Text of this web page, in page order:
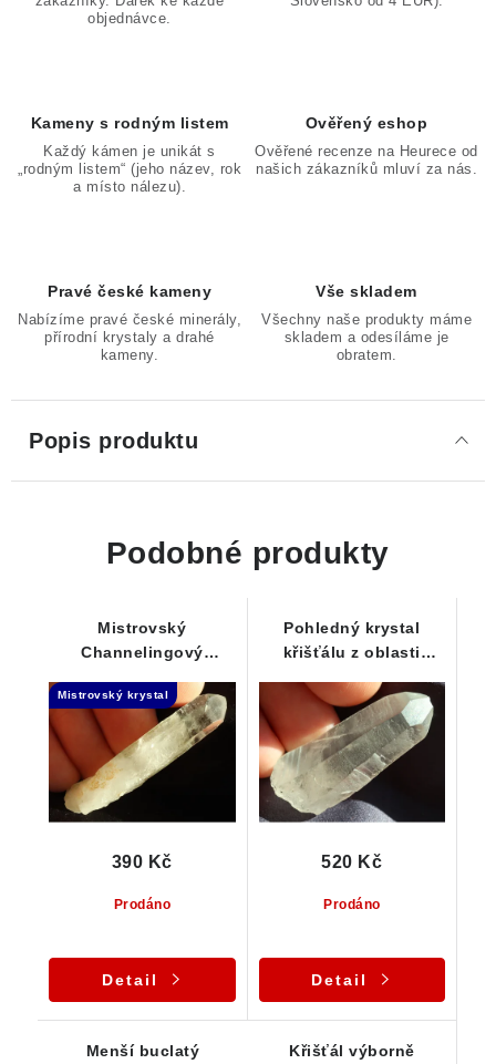
objednávce.
Kameny s rodným listem
Každý kámen je unikát s
„rodným listem“ (jeho název, rok
a místo nálezu).
Ověřený eshop
Ověřené recenze na Heurece od
našich zákazníků mluví za nás.
Pravé české kameny
Nabízíme pravé české minerály,
přírodní krystaly a drahé
kameny.
Vše skladem
Všechny naše produkty máme
skladem a odesíláme je
obratem.
Popis produktu
Podobné produkty
Mistrovský
Channelingový
křemennou základnou
Mistrovský krystal
Prodáno
390 Kč
Detail
Pohledný krystal
křišťálu z oblasti
Prodáno
520 Kč
Detail
Menší buclatý
Křišťál výborně